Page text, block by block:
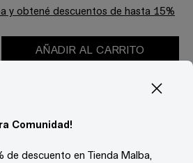
y obtené descuentos de hasta 15%
AÑADIR AL CARRITO
Line, 1973)
(2013) de
Comunidad!
de descuento en Tienda Malba,